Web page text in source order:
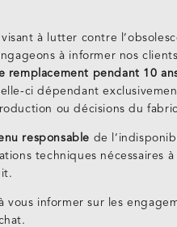
à lutter contre
à informer nos
remplacement pendant 10
ci dépendant
ou décisions du
responsable de
techniques nécessaires
vous informer sur les